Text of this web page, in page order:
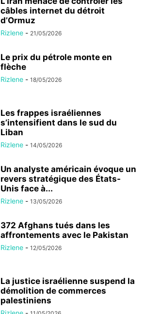
câbles internet du détroit
d’Ormuz
Rizlene - 21/05/2026
Le prix du pétrole monte en
flèche
Rizlene - 18/05/2026
Les frappes israéliennes
s’intensifient dans le sud du
Liban
Rizlene - 14/05/2026
Un analyste américain évoque un
revers stratégique des États-
Unis face à...
Rizlene - 13/05/2026
372 Afghans tués dans les
affrontements avec le Pakistan
Rizlene - 12/05/2026
La justice israélienne suspend la
démolition de commerces
palestiniens